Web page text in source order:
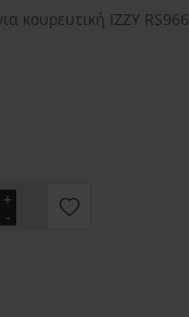
κουρευτική ΙΖΖΥ RS966
-
+